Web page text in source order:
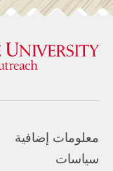
معلومات إضافية
سياسات